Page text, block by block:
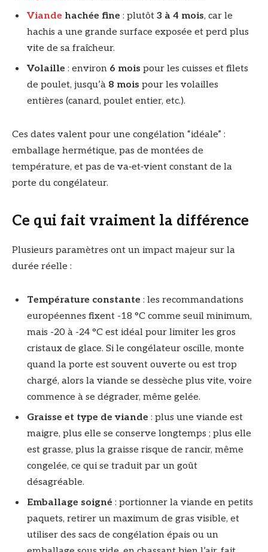
Viande hachée fine : plutôt 3 à 4 mois, car le
hachis a une grande surface exposée et perd plus
vite de sa fraîcheur.
Volaille : environ 6 mois pour les cuisses et filets
de poulet, jusqu’à 8 mois pour les volailles
entières (canard, poulet entier, etc.).
Ces dates valent pour une congélation “idéale” :
emballage hermétique, pas de montées de
température, et pas de va‑et‑vient constant de la
porte du congélateur.
Ce qui fait vraiment la différence
Plusieurs paramètres ont un impact majeur sur la
durée réelle :
Température constante : les recommandations
européennes fixent -18 °C comme seuil minimum,
mais -20 à -24 °C est idéal pour limiter les gros
cristaux de glace. Si le congélateur oscille, monte
quand la porte est souvent ouverte ou est trop
chargé, alors la viande se dessèche plus vite, voire
commence à se dégrader, même gelée.
Graisse et type de viande : plus une viande est
maigre, plus elle se conserve longtemps ; plus elle
est grasse, plus la graisse risque de rancir, même
congelée, ce qui se traduit par un goût
désagréable.
Emballage soigné : portionner la viande en petits
paquets, retirer un maximum de gras visible, et
utiliser des sacs de congélation épais ou un